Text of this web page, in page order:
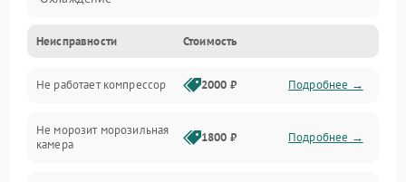
Механика
Электропитание
Дренаж
Неисправности Стоимость
Не работает компрессор 2000 ₽ Подробнее →
Не морозит морозильная
камера
1800 ₽ Подробнее →